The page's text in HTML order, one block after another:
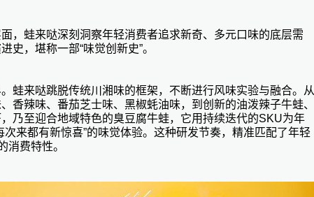
，蛙来哒深刻洞察年轻消费者追求新奇、多元口味的底层需
史，堪称一部“味觉创新史”。
蛙来哒跳脱传统川湘味的框架，不断进行风味实验与融合。从
香辣味、番茄芝士味、黑椒蚝油味，到创新的油泼辣子牛蛙、
乃至迎合地域特色的臭豆腐牛蛙，它用持续迭代的SKU为年
次来都有新惊喜”的味觉体验。这种研发节奏，精准匹配了年轻
消费特性。